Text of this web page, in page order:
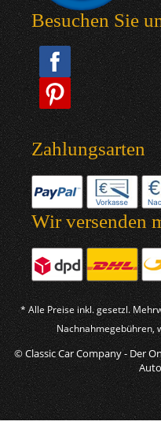
Besuchen Sie
Zahlungsarten
Wir versenden
* Alle Preise inkl. gesetzl.
Nachnahmegebühren,
© Classic Car Company - Der